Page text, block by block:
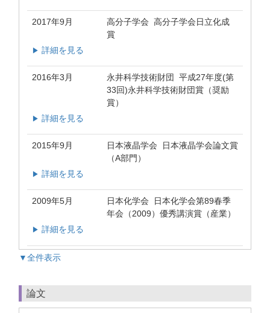
2017年9月
高分子学会 高分子学会日立化成
賞
▶ 詳細を見る
2016年3月
永井科学技術財団 平成27年度(第
33回)永井科学技術財団賞（奨励
賞）
▶ 詳細を見る
2015年9月
日本液晶学会 日本液晶学会論文賞
（A部門）
▶ 詳細を見る
2009年5月
日本化学会 日本化学会第89春季
年会（2009）優秀講演賞（産業）
▶ 詳細を見る
▼全件表示
論文